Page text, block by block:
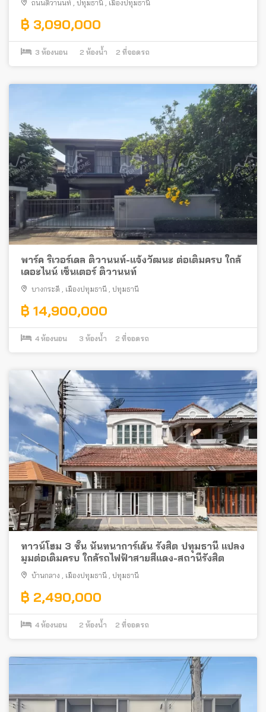
ถนนติวานนท์ , ปทุมธานี , เมืองปทุมธานี
฿ 3,090,000
3 ห้องนอน 2 ห้องน้ำ 2 ที่จอดรถ
พาร์ค ริเวอร์เดล ติวานนท์-แจ้งวัฒนะ ต่อเติมครบ ใกล้
เดอะไนน์ เซ็นเตอร์ ติวานนท์
บางกระดี , เมืองปทุมธานี , ปทุมธานี
฿ 14,900,000
4 ห้องนอน 3 ห้องน้ำ 2 ที่จอดรถ
ทาวน์โฮม 3 ชั้น นันทนาการ์เด้น รังสิต ปทุมธานี แปลง
มุมต่อเติมครบ ใกล้รถไฟฟ้าสายสีแดง-สถานีรังสิต
บ้านกลาง , เมืองปทุมธานี , ปทุมธานี
฿ 2,490,000
4 ห้องนอน 2 ห้องน้ำ 2 ที่จอดรถ